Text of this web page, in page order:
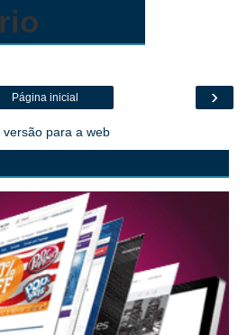
›
Página inicial
versão para a web